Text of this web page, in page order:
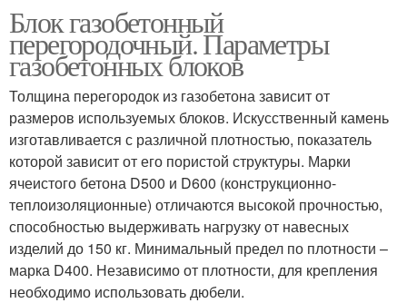
Блок газобетонный
перегородочный. Параметры
газобетонных блоков
Толщина перегородок из газобетона зависит от
размеров используемых блоков. Искусственный камень
изготавливается с различной плотностью, показатель
которой зависит от его пористой структуры. Марки
ячеистого бетона D500 и D600 (конструкционно-
теплоизоляционные) отличаются высокой прочностью,
способностью выдерживать нагрузку от навесных
изделий до 150 кг. Минимальный предел по плотности –
марка D400. Независимо от плотности, для крепления
необходимо использовать дюбели.